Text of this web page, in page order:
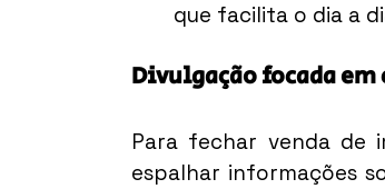
que facilita o dia a
Divulgação focada em
Para fechar venda de
espalhar informações